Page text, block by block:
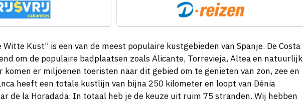
Witte Kust” is een van de meest populaire kustgebieden van Spanje. De Costa
om de populaire badplaatsen zoals Alicante, Torrevieja, Altea en natuurlijk
komen er miljoenen toeristen naar dit gebied om te genieten van zon, zee en
heeft een totale kustlijn van bijna 250 kilometer en loopt van Dénia
de la Horadada. In totaal heb je de keuze uit ruim 75 stranden. Wij hebben